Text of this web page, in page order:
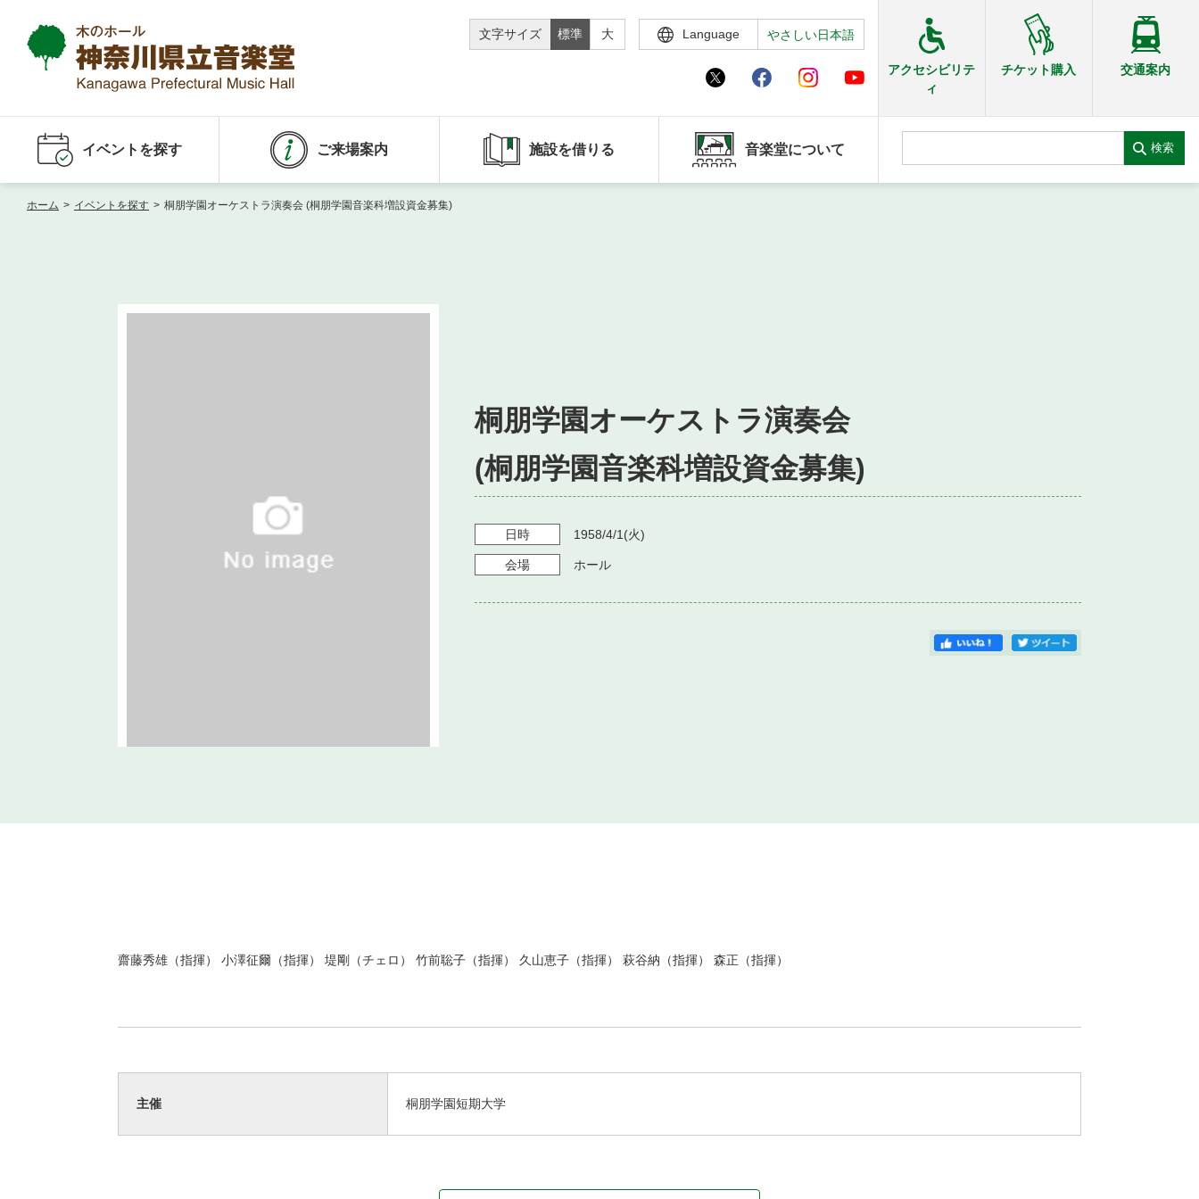
文字サイズ 標準 大 Language やさしい日本語
アクセシビリテ
ィ
チケット購入 交通案内
イベントを探す ご来場案内 施設を借りる 音楽堂について 検索
ホーム > イベントを探す > 桐朋学園オーケストラ演奏会 (桐朋学園音楽科増設資金募集)
桐朋学園オーケストラ演奏会
(桐朋学園音楽科増設資金募集)
日時 1958/4/1 (火)
会場 ホール
齋藤秀雄（指揮） 小澤征爾（指揮） 堤剛（チェロ） 竹前聡子（指揮） 久山恵子（指揮） 萩谷納（指揮） 森正（指揮）
主催 桐朋学園短期大学